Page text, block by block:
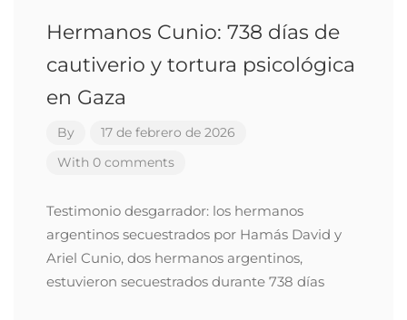
Hermanos Cunio: 738 días de
cautiverio y tortura psicológica
en Gaza
By
17 de febrero de 2026
With 0 comments
Testimonio desgarrador: los hermanos
argentinos secuestrados por Hamás David y
Ariel Cunio, dos hermanos argentinos,
estuvieron secuestrados durante 738 días